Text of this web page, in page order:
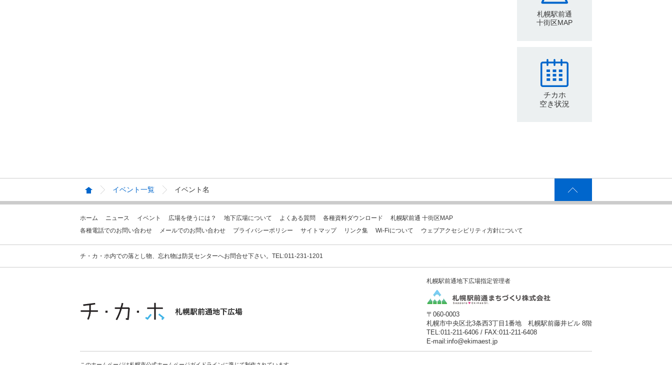
札幌駅前通
十街区MAP
チカホ
空き状況
イベント一覧 イベント名
ホーム ニュース イベント 広場を使うには？ 地下広場について よくある質問 各種資料ダウンロード
札幌駅前通 十街区MAP
各種電話でのお問い合わせ
メールでのお問い合わせ プライバシーポリシー サイトマップ リンク集 Wi-Fiについて ウェブアクセシビリティ方針について
チ・カ・ホ内での落とし物、忘れ物は防災センターへお問合せ下さい。TEL:011-231-1201
札幌駅前通地下広場指定管理者
〒060-0003
札幌市中央区北3条西3丁目1番地 札幌駅前藤井ビル 8階
TEL:011-211-6406 / FAX:011-211-6408
E-mail:info@ekimaest.jp